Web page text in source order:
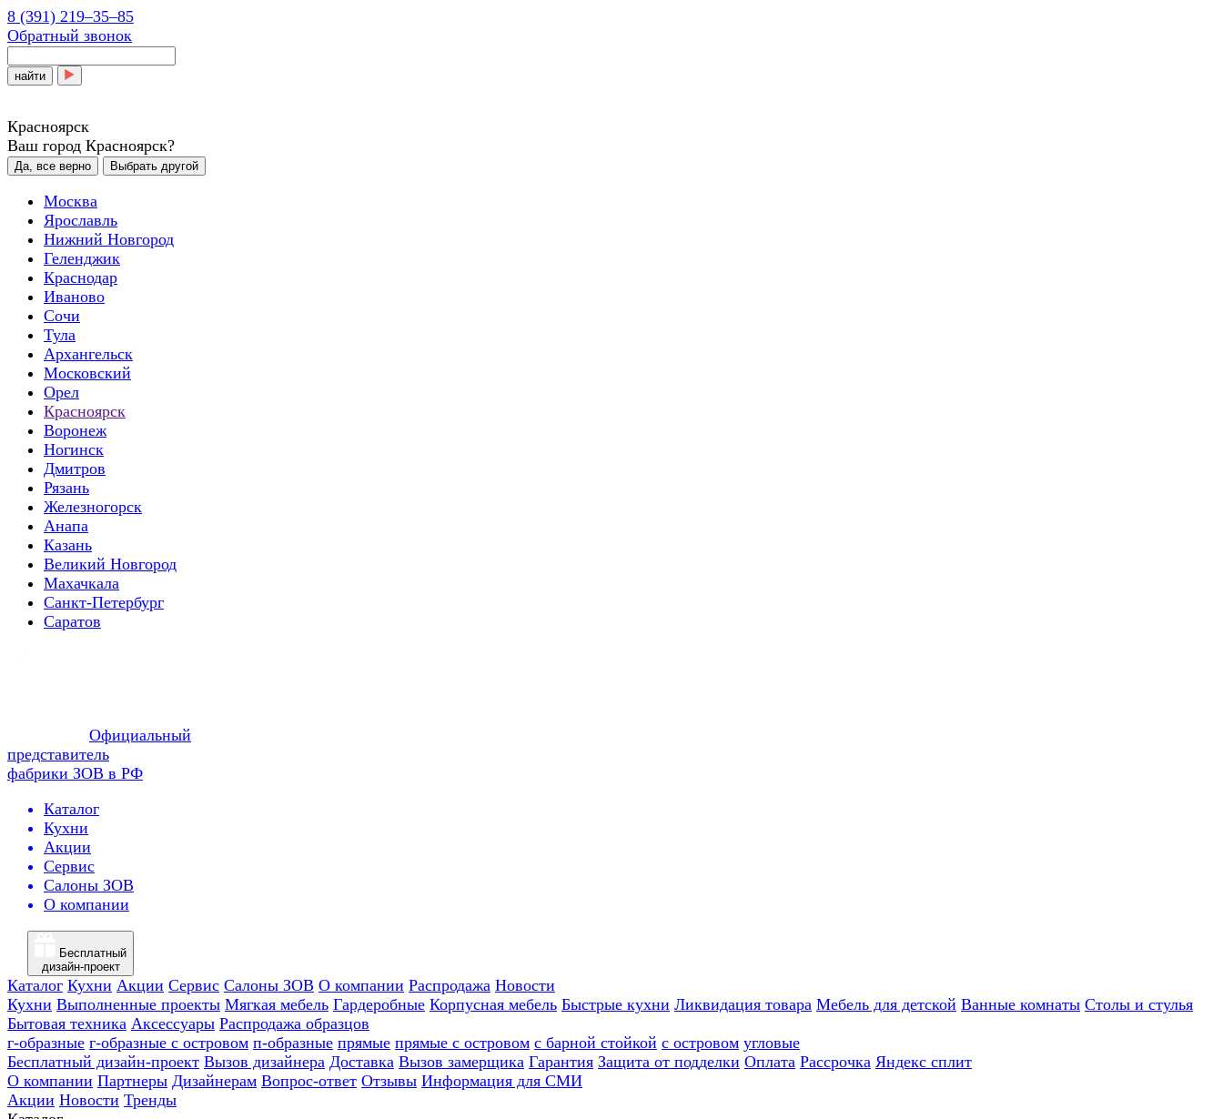
8 (391) 219‒35‒85
Обратный звонок
найти
Красноярск
Ваш город Красноярск?
Да, все верно Выбрать другой
Москва
Ярославль
Нижний Новгород
Геленджик
Краснодар
Иваново
Сочи
Тула
Архангельск
Московский
Орел
Красноярск
Воронеж
Ногинск
Дмитров
Рязань
Железногорск
Анапа
Казань
Великий Новгород
Махачкала
Санкт-Петербург
Саратов
Официальный
представитель
фабрики ЗОВ в РФ
Каталог
Кухни
Акции
Сервис
Салоны ЗОВ
О компании
Бесплатный
дизайн-проект
Каталог Кухни Акции Сервис Салоны ЗОВ О компании Распродажа Новости
Кухни Выполненные проекты Мягкая мебель Гардеробные Корпусная мебель Быстрые кухни Ликвидация товара Мебель для детской Ванные комнаты Столы и стулья
Бытовая техника Аксессуары Распродажа образцов
г-образные г-образные с островом п-образные прямые прямые с островом с барной стойкой с островом угловые
Бесплатный дизайн-проект Вызов дизайнера Доставка Вызов замерщика Гарантия Защита от подделки Оплата Рассрочка Яндекс сплит
О компании Партнеры Дизайнерам Вопрос-ответ Отзывы Информация для СМИ
Акции Новости Тренды